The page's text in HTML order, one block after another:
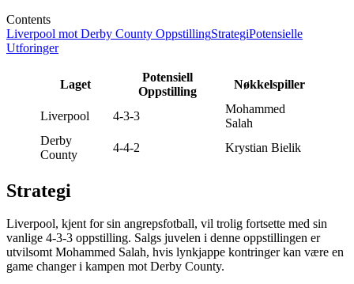
Contents
Liverpool mot Derby County OppstillingStrategiPotensielle
Utforinger
Laget
Potensiell
Oppstilling
Nøkkelspiller
Liverpool 4-3-3
Mohammed
Salah
Derby
County
4-4-2 Krystian Bielik
Strategi
Liverpool, kjent for sin angrepsfotball, vil trolig fortsette med sin
vanlige 4-3-3 oppstilling. Salgs juvelen i denne oppstillingen er
utvilsomt Mohammed Salah, hvis lynkjappe kontringer kan være en
game changer i kampen mot Derby County.